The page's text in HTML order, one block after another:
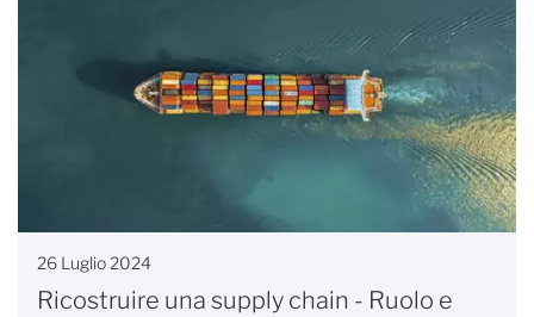
26 Luglio 2024
Ricostruire una supply chain - Ruolo e